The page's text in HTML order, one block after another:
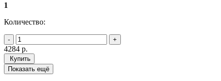
1
Количество:
4284 р.
Купить
Показать ещё